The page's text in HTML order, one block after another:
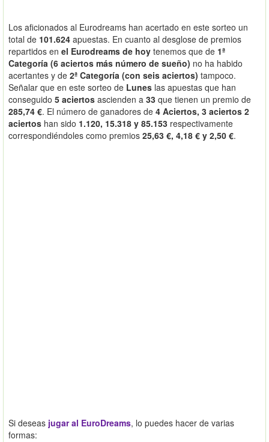
Los aficionados al Eurodreams han acertado en este sorteo un
total de 101.624 apuestas. En cuanto al desglose de premios
repartidos en el Eurodreams de hoy tenemos que de 1ª
Categoría (6 aciertos más número de sueño) no ha habido
acertantes y de 2ª Categoría (con seis aciertos) tampoco.
Señalar que en este sorteo de Lunes las apuestas que han
conseguido 5 aciertos ascienden a 33 que tienen un premio de
285,74 €. El número de ganadores de 4 Aciertos, 3 aciertos 2
aciertos han sido 1.120, 15.318 y 85.153 respectivamente
correspondiéndoles como premios 25,63 €, 4,18 € y 2,50 €.
Si deseas jugar al EuroDreams, lo puedes hacer de varias
formas: